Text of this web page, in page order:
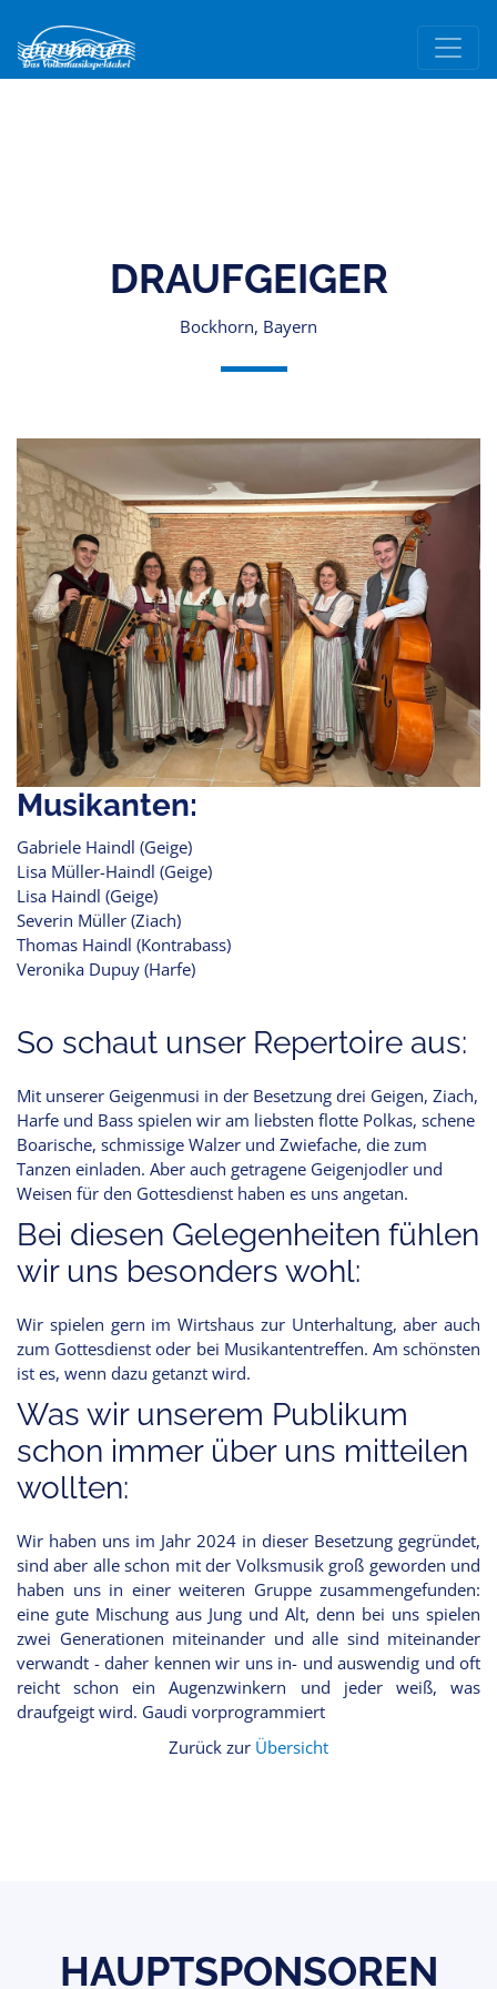
DRAUFGEIGER
Bockhorn, Bayern
Musikanten:
Gabriele Haindl (Geige)
Lisa Müller-Haindl (Geige)
Lisa Haindl (Geige)
Severin Müller (Ziach)
Thomas Haindl (Kontrabass)
Veronika Dupuy (Harfe)
So schaut unser Repertoire aus:
Mit unserer Geigenmusi in der Besetzung drei Geigen, Ziach,
Harfe und Bass spielen wir am liebsten flotte Polkas, schene
Boarische, schmissige Walzer und Zwiefache, die zum
Tanzen einladen. Aber auch getragene Geigenjodler und
Weisen für den Gottesdienst haben es uns angetan.
Bei diesen Gelegenheiten fühlen
wir uns besonders wohl:
Wir spielen gern im Wirtshaus zur Unterhaltung, aber auch
zum Gottesdienst oder bei Musikantentreffen. Am schönsten
ist es, wenn dazu getanzt wird.
Was wir unserem Publikum
schon immer über uns mitteilen
wollten:
Wir haben uns im Jahr 2024 in dieser Besetzung gegründet,
sind aber alle schon mit der Volksmusik groß geworden und
haben uns in einer weiteren Gruppe zusammengefunden:
eine gute Mischung aus Jung und Alt, denn bei uns spielen
zwei Generationen miteinander und alle sind miteinander
verwandt - daher kennen wir uns in- und auswendig und oft
reicht schon ein Augenzwinkern und jeder weiß, was
draufgeigt wird. Gaudi vorprogrammiert
Zurück zur Übersicht
HAUPTSPONSOREN